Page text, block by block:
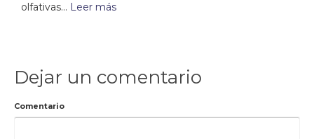
olfativas... Leer más
Dejar un comentario
Comentario